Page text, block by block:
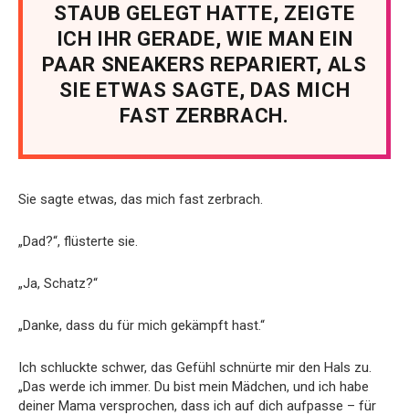
STAUB GELEGT HATTE, ZEIGTE
ICH IHR GERADE, WIE MAN EIN
PAAR SNEAKERS REPARIERT, ALS
SIE ETWAS SAGTE, DAS MICH
FAST ZERBRACH.
Sie sagte etwas, das mich fast zerbrach.
„Dad?“, flüsterte sie.
„Ja, Schatz?“
„Danke, dass du für mich gekämpft hast.“
Ich schluckte schwer, das Gefühl schnürte mir den Hals zu.
„Das werde ich immer. Du bist mein Mädchen, und ich habe
deiner Mama versprochen, dass ich auf dich aufpasse – für